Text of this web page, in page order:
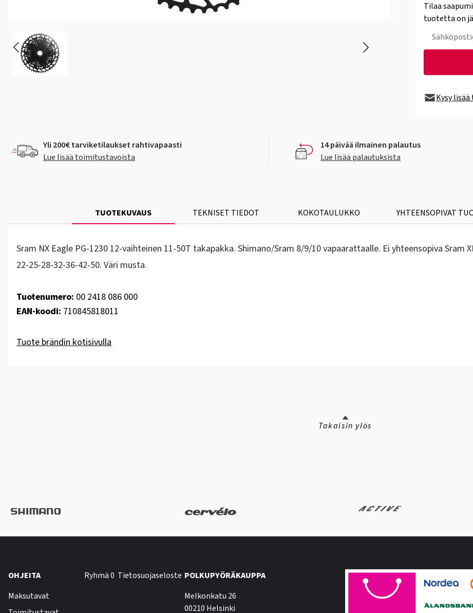
Tilaa
tuotetta on
Kysy
Yli 200€ tarviketilaukset rahtivapaasti
Lue lisää toimitustavoista
14 päivää ilmainen palautus
Lue lisää palautuksista
TUOTEKUVAUS TEKNISET TIEDOT KOKOTAULUKKO YHTEENSOPIVAT
Sram NX Eagle PG-1230 12-vaihteinen 11-50T takapakka. Shimano/Sram 8/9/10 vapaarattaalle. Ei yhteensopiva Sram
22-25-28-32-36-42-50. Väri musta.
Tuotenumero: 00 2418 086 000
EAN-koodi: 710845818011
Tuote brändin kotisivulla
Takaisin ylös
OHJEITA
Maksutavat
Ryhmä 0 Tietosuojaseloste POLKUPYÖRÄKAUPPA
Melkonkatu 26
00210 Helsinki